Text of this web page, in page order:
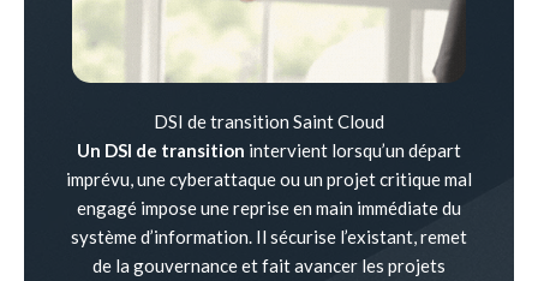
DSI de transition Saint Cloud
Un DSI de transition intervient lorsqu’un départ
imprévu, une cyberattaque ou un projet critique mal
engagé impose une reprise en main immédiate du
système d’information. Il sécurise l’existant, remet
de la gouvernance et fait avancer les projets